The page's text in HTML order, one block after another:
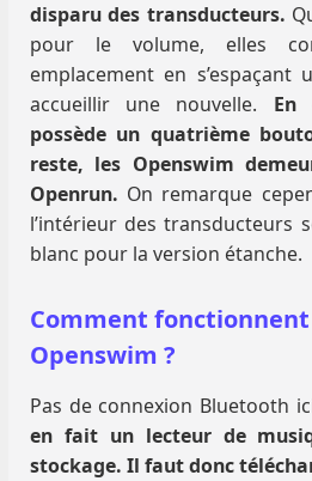
disparu des transducteurs.
pour le volume, elles
emplacement en
accueillir une nouvelle. En
possède un quatrième
reste, les Openswim
Openrun. On remarque
l’intérieur des transducteurs
blanc pour la version étanche.
Comment fonctionnent
Openswim ?
Pas de connexion Bluetooth
en fait un lecteur de
stockage. Il faut donc